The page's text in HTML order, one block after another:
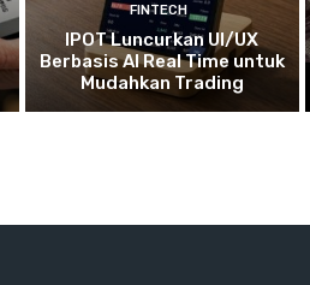
FINTECH
IPOT Luncurkan UI/UX
Berbasis AI Real Time untuk
Mudahkan Trading